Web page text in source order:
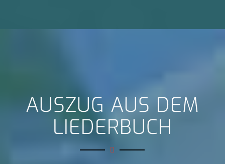
AUSZUG AUS DEM
LIEDERBUCH